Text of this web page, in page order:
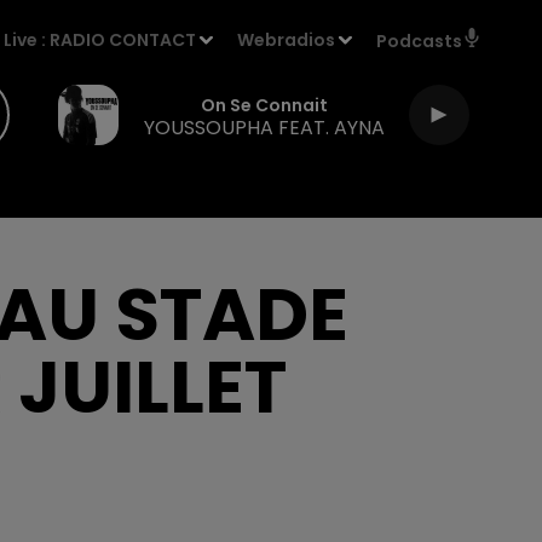
Live : RADIO CONTACT Webradios Podcasts
On Se Connait
YOUSSOUPHA FEAT. AYNA
STADE